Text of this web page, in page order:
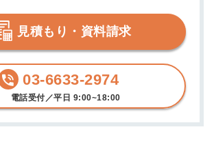
見積もり・資料請求
03-6633-2974
電話受付／平日 9:00~18:00